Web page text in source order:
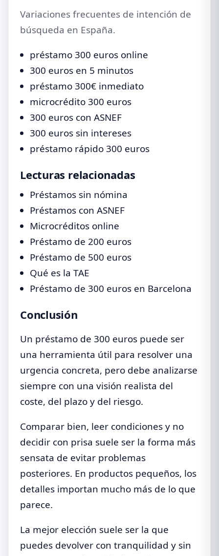
Variaciones frecuentes de intención de
búsqueda en España.
préstamo 300 euros online
300 euros en 5 minutos
préstamo 300€ inmediato
microcrédito 300 euros
300 euros con ASNEF
300 euros sin intereses
préstamo rápido 300 euros
Lecturas relacionadas
Préstamos sin nómina
Préstamos con ASNEF
Microcréditos online
Préstamo de 200 euros
Préstamo de 500 euros
Qué es la TAE
Préstamo de 300 euros en Barcelona
Conclusión
Un préstamo de 300 euros puede ser
una herramienta útil para resolver una
urgencia concreta, pero debe analizarse
siempre con una visión realista del
coste, del plazo y del riesgo.
Comparar bien, leer condiciones y no
decidir con prisa suele ser la forma más
sensata de evitar problemas
posteriores. En productos pequeños, los
detalles importan mucho más de lo que
parece.
La mejor elección suele ser la que
puedes devolver con tranquilidad y sin